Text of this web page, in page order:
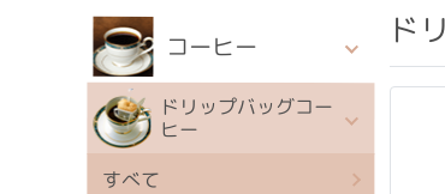
コーヒー
ドリップバッグコー
ヒー
すべて
ド